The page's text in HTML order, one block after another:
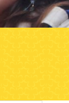
DONATE